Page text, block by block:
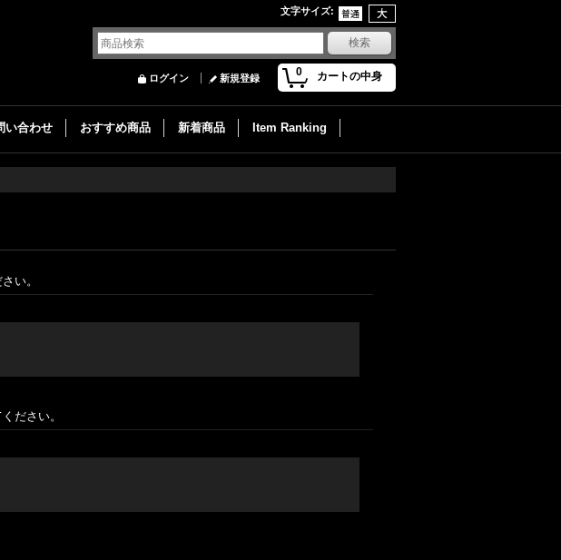
文字サイズ:
0 カートの中身
ログイン 新規登録
い合わせ おすすめ商品 新着商品 Item Ranking
い。
ださい。